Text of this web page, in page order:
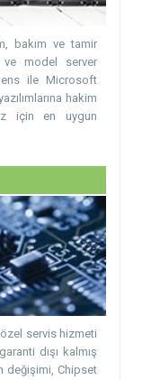
bakım ve tamir
ve model server
ile Microsoft
hakim
için en uygun
servis hizmeti
dışı kalmış
değişimi, Chipset